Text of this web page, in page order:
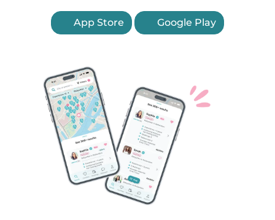
App Store Google Play